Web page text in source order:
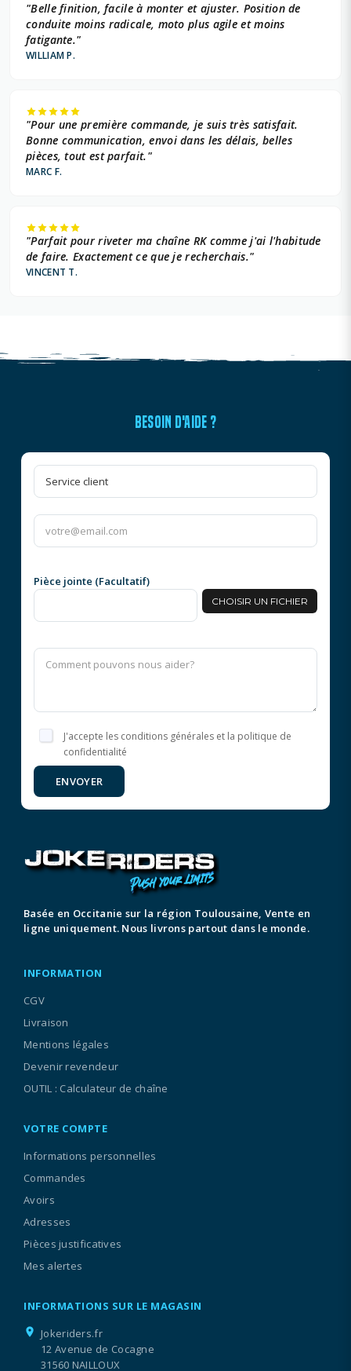
"Belle finition, facile à monter et ajuster. Position de
conduite moins radicale, moto plus agile et moins
fatigante."
WILLIAM P.
"Pour une première commande, je suis très satisfait.
Bonne communication, envoi dans les délais, belles
pièces, tout est parfait."
MARC F.
"Parfait pour riveter ma chaîne RK comme j'ai l'habitude
de faire. Exactement ce que je recherchais."
VINCENT T.
BESOIN D'AIDE ?
Pièce jointe (Facultatif)
CHOISIR UN FICHIER
J'accepte les conditions générales et la politique de
confidentialité
ENVOYER
Basée en Occitanie sur la région Toulousaine, Vente en
ligne uniquement. Nous livrons partout dans le monde.
INFORMATION
CGV
Livraison
Mentions légales
Devenir revendeur
OUTIL : Calculateur de chaîne
VOTRE COMPTE
Informations personnelles
Commandes
Avoirs
Adresses
Pièces justificatives
Mes alertes
INFORMATIONS SUR LE MAGASIN
location_on
Jokeriders.fr
12 Avenue de Cocagne
31560 NAILLOUX